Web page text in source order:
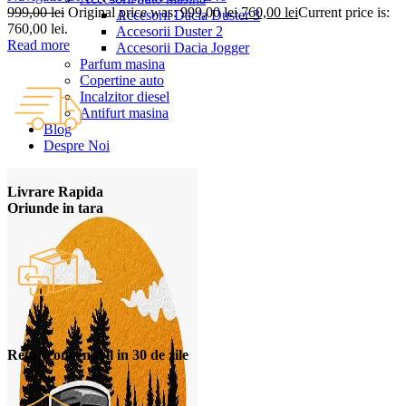
Accesorii Dacia Duster 3
Accesorii Duster 2
Accesorii Dacia Jogger
Parfum masina
Copertine auto
Incalzitor diesel
Antifurt masina
Blog
Despre Noi
999,00lei Original price was: 999,00 lei.760,00 leiCurrent price is:
760,00 lei.
Read more
Livrare Rapida
Oriunde in tara
Retur convenabil in 30 de zile